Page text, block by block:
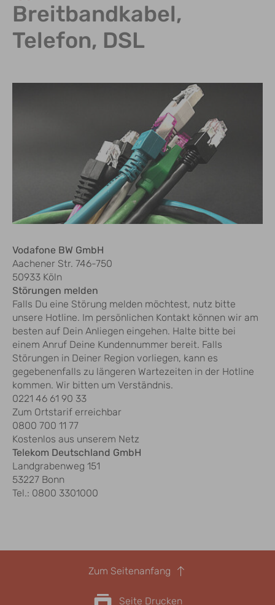
Breitbandkabel,
Telefon, DSL
Vodafone BW GmbH
Aachener Str. 746-750
50933 Köln
Störungen melden
Falls Du eine Störung melden möchtest, nutz bitte
unsere Hotline. Im persönlichen Kontakt können wir am
besten auf Dein Anliegen eingehen. Halte bitte bei
einem Anruf Deine Kundennummer bereit. Falls
Störungen in Deiner Region vorliegen, kann es
gegebenenfalls zu längeren Wartezeiten in der Hotline
kommen. Wir bitten um Verständnis.
0221 46 61 90 33
Zum Ortstarif erreichbar
0800 700 11 77
Kostenlos aus unserem Netz
Telekom Deutschland GmbH
Landgrabenweg 151
53227 Bonn
Tel.: 0800 3301000
Zum Seitenanfang
Seite Drucken